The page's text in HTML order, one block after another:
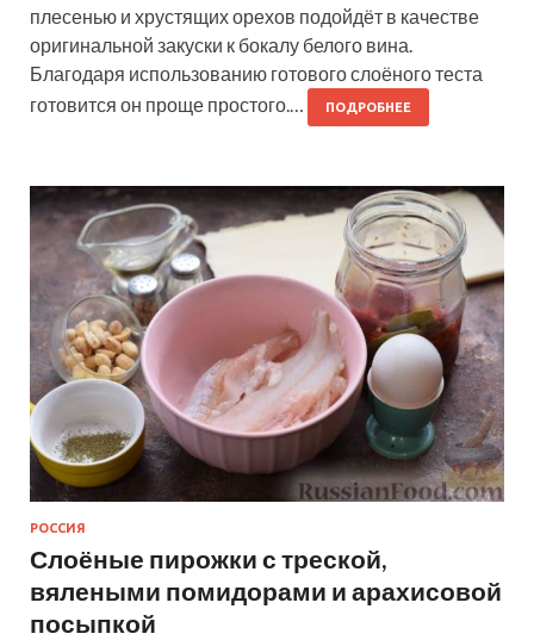
плесенью и хрустящих орехов подойдёт в качестве
оригинальной закуски к бокалу белого вина.
Благодаря использованию готового слоёного теста
готовится он проще простого.…
ПОДРОБНЕЕ
РОССИЯ
Слоёные пирожки с треской,
вялеными помидорами и арахисовой
посыпкой